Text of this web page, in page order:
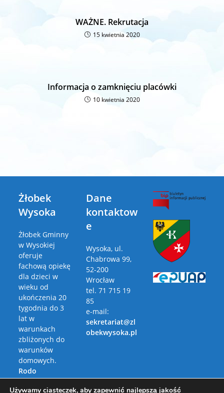
WAŻNE. Rekrutacja
15 kwietnia 2020
Informacja o zamknięciu placówki
10 kwietnia 2020
Żłobek
Wysoka
Żłobek Gminny
w Wysokiej
oferuje
fachową opiekę
dla dzieci w
wieku od
ukończenia 20
tygodnia do 3
lat w
warunkach
zbliżonych do
warunków
domowych.
Rodo
Polityka
Dane
kontaktow
e
Wysoka, ul.
Chabrowa 99,
52-200
Wrocław
tel. 71 715 19
85
e-mail:
sekretariat@zl
obekwysoka.pl
Używamy ciasteczek, aby zapewnić najlepszą jakość